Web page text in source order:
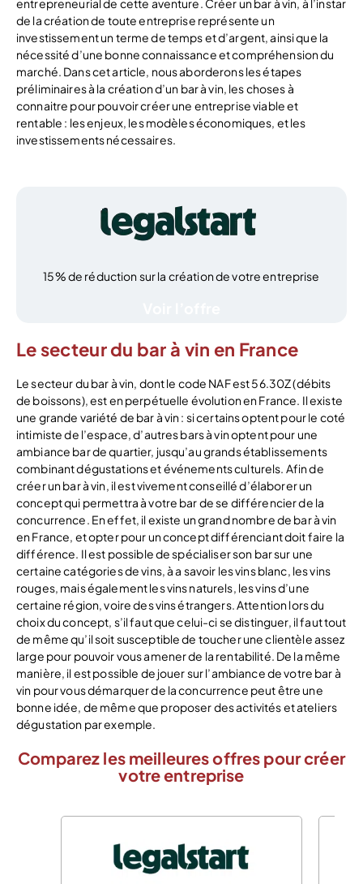
entrepreneurial de cette aventure. Créer un bar à vin, à l’instar
de la création de toute entreprise représente un
investissement un terme de temps et d’argent, ainsi que la
nécessité d’une bonne connaissance et compréhension du
marché. Dans cet article, nous aborderons les étapes
préliminaires à la création d’un bar à vin, les choses à
connaitre pour pouvoir créer une entreprise viable et
rentable : les enjeux, les modèles économiques, et les
investissements nécessaires.
15% de réduction sur la création de votre entreprise
Le secteur du bar à vin en France
Le secteur du bar à vin, dont le code NAF est 56.30Z (débits
de boissons), est en perpétuelle évolution en France. Il existe
une grande variété de bar à vin : si certains optent pour le coté
intimiste de l’espace, d’autres bars à vin optent pour une
ambiance bar de quartier, jusqu’au grands établissements
combinant dégustations et événements culturels. Afin de
créer un bar à vin, il est vivement conseillé d’élaborer un
concept qui permettra à votre bar de se différencier de la
concurrence. En effet, il existe un grand nombre de bar à vin
en France, et opter pour un concept différenciant doit faire la
différence. Il est possible de spécialiser son bar sur une
certaine catégories de vins, à a savoir les vins blanc, les vins
rouges, mais également les vins naturels, les vins d’une
certaine région, voire des vins étrangers. Attention lors du
choix du concept, s’il faut que celui-ci se distinguer, il faut tout
de même qu’il soit susceptible de toucher une clientèle assez
large pour pouvoir vous amener de la rentabilité. De la même
manière, il est possible de jouer sur l’ambiance de votre bar à
vin pour vous démarquer de la concurrence peut être une
bonne idée, de même que proposer des activités et ateliers
dégustation par exemple.
Comparez les meilleures offres pour créer
votre entreprise